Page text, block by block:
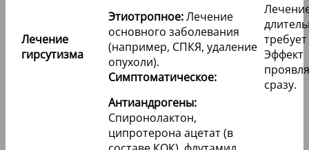
Лечение
гирсутизма
Этиотропное:Лечение
основного заболевания
(например, СПКЯ, удаление
опухоли).
Симптоматическое:
Эффект
сразу.
Антиандрогены:
Спиронолактон,
ципротерона ацетат (в